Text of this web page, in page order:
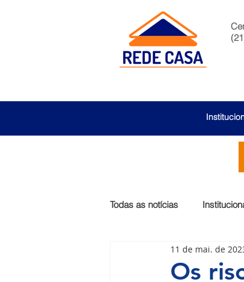
Todas as notícias
São Bernardo Egas
Os
11 de mai. de